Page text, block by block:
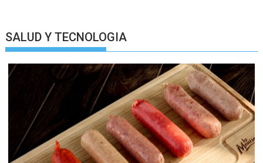
SALUD Y TECNOLOGIA